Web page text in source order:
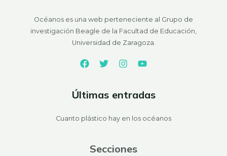
Océanos es una web perteneciente al Grupo de
investigación Beagle de la Facultad de Educación,
Universidad de Zaragoza.
Últimas entradas
Cuanto plástico hay en los océanos
Secciones